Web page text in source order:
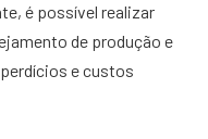
é possível realizar
de produção e
e custos